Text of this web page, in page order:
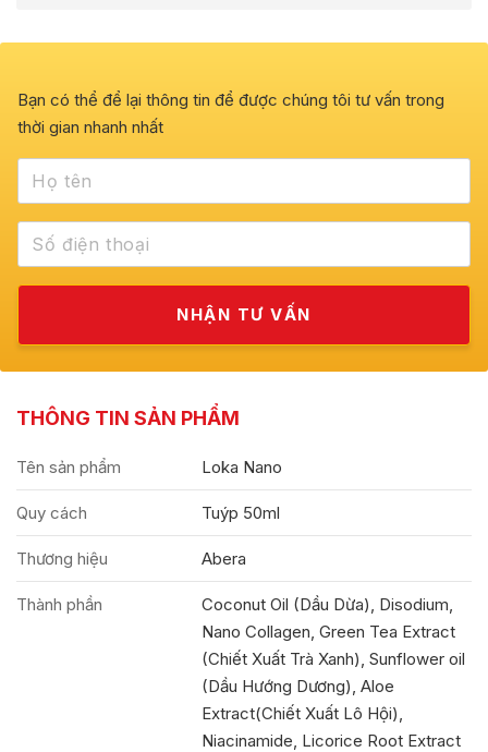
Bạn có thể để lại thông tin để được chúng tôi tư vấn trong
thời gian nhanh nhất
THÔNG TIN SẢN PHẨM
Tên sản phẩm Loka Nano
Quy cách Tuýp 50ml
Thương hiệu Abera
Thành phần
Coconut Oil (Dầu Dừa), Disodium,
Nano Collagen, Green Tea Extract
(Chiết Xuất Trà Xanh), Sunflower oil
(Dầu Hướng Dương), Aloe
Extract(Chiết Xuất Lô Hội),
Niacinamide, Licorice Root Extract